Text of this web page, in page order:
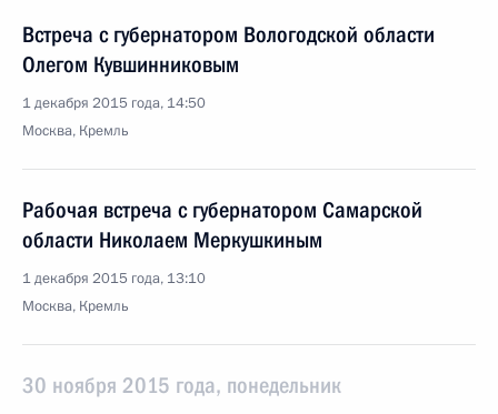
Встреча с губернатором Вологодской области
Олегом Кувшинниковым
1 декабря 2015 года, 14:50
Москва, Кремль
Рабочая встреча с губернатором Самарской
области Николаем Меркушкиным
1 декабря 2015 года, 13:10
Москва, Кремль
30 ноября 2015 года, понедельник